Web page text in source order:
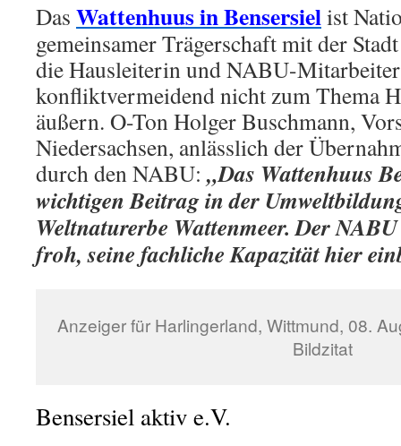
Das Wattenhuus in Bensersielist
gemeinsamer Trägerschaft mit der
die Hausleiterin und NABU-
konfliktvermeidend nicht zum Thema
äußern. O-Ton Holger Buschmann,
Niedersachsen, anlässlich der
durch den NABU:„Das Wattenhuus
wichtigen Beitrag in der
Weltnaturerbe Wattenmeer. Der
froh, seine fachliche Kapazität hier
Anzeiger für Harlingerland, Wittmund, 08.
Bildzitat
Bensersiel aktiv e.V.